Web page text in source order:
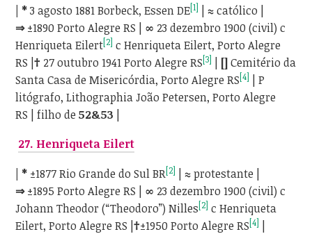
| *3 agosto 1881 Borbeck, Essen DE[1] |≈católico |
⇒±1890 Porto Alegre RS | ∞ 23 dezembro 1900 (civil) c
Henriqueta Eilert[2] c Henriqueta Eilert, Porto Alegre
RS |† 27 outubro 1941 Porto Alegre RS[3] []Cemitério da
Santa Casa de Misericórdia, Porto Alegre RS[4]
| P
litógrafo, Lithographia João Petersen, Porto Alegre
RS | filho de52&53
27. Henriqueta Eilert
| * ±1877 Rio Grande do Sul BR[2] |≈protestante |
⇒±1895 Porto Alegre RS | ∞ 23 dezembro 1900 (civil) c
Johann Theodor (“Theodoro”) Nilles[2] c Henriqueta
Eilert, Porto Alegre RS |†±1950 Porto Alegre RS[4]